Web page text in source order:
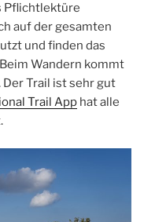
Pflichtlektüre
auf der gesamten
und finden das
Wandern kommt
Trail ist sehr gut
Trail App hat alle